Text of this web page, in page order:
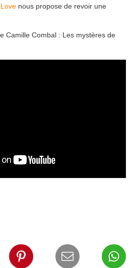
nous propose de revoir une
Camille Combal : Les mystères de